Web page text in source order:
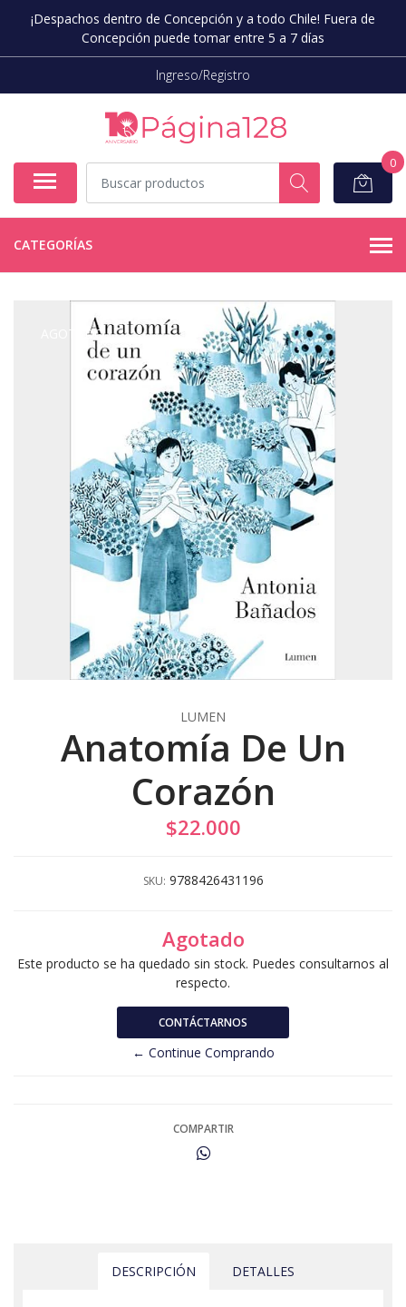
¡Despachos dentro de Concepción y a todo Chile! Fuera de
Concepción puede tomar entre 5 a 7 días
Ingreso/Registro
0
CATEGORÍAS
AGOTADO
LUMEN
Anatomía De Un
Corazón
$22.000
SKU: 9788426431196
Agotado
Este producto se ha quedado sin stock. Puedes consultarnos al
respecto.
CONTÁCTARNOS
← Continue Comprando
COMPARTIR
DESCRIPCIÓN DETALLES